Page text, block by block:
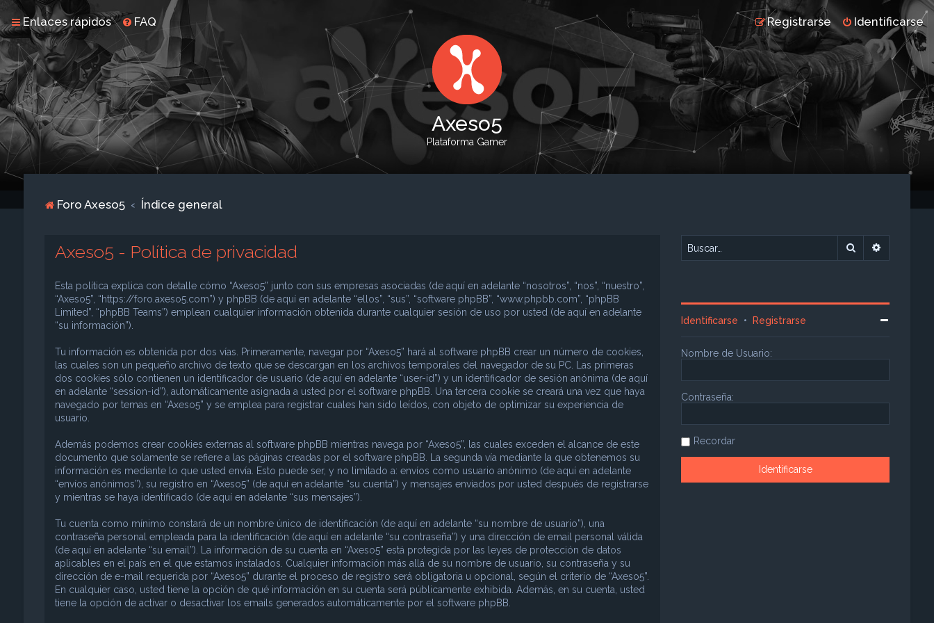
Enlaces rápidos FAQ Identificarse
Registrarse
Axeso5
Plataforma Gamer
Foro Axeso5 Índice general
Axeso5 - Política de privacidad
Esta política explica con detalle cómo “Axeso5” junto con sus empresas asociadas (de aquí en adelante “nosotros”, “nos”, “nuestro”,
“Axeso5”, “https://foro.axeso5.com”) y phpBB (de aquí en adelante “ellos”, “sus”, “software phpBB”, “www.phpbb.com”, “phpBB
Limited”, “phpBB Teams”) emplean cualquier información obtenida durante cualquier sesión de uso por usted (de aquí en adelante
“su información”).
Tu información es obtenida por dos vías. Primeramente, navegar por “Axeso5” hará al software phpBB crear un número de cookies,
las cuales son un pequeño archivo de texto que se descargan en los archivos temporales del navegador de su PC. Las primeras
dos cookies sólo contienen un identificador de usuario (de aquí en adelante “user-id”) y un identificador de sesión anónima (de aquí
en adelante “session-id”), automáticamente asignada a usted por el software phpBB. Una tercera cookie se creará una vez que haya
navegado por temas en “Axeso5” y se emplea para registrar cuales han sido leídos, con objeto de optimizar su experiencia de
usuario.
Además podemos crear cookies externas al software phpBB mientras navega por “Axeso5”, las cuales exceden el alcance de este
documento que solamente se refiere a las páginas creadas por el software phpBB. La segunda vía mediante la que obtenemos su
información es mediante lo que usted envía. Esto puede ser, y no limitado a: envíos como usuario anónimo (de aquí en adelante
“envíos anónimos”), su registro en “Axeso5” (de aquí en adelante “su cuenta”) y mensajes enviados por usted después de registrarse
y mientras se haya identificado (de aquí en adelante “sus mensajes”).
Tu cuenta como mínimo constará de un nombre único de identificación (de aquí en adelante “su nombre de usuario”), una
contraseña personal empleada para la identificación (de aquí en adelante “su contraseña”) y una dirección de email personal válida
(de aquí en adelante “su email”). La información de su cuenta en “Axeso5” está protegida por las leyes de protección de datos
aplicables en el país en el que estamos instalados. Cualquier información más allá de su nombre de usuario, su contraseña y su
dirección de e-mail requerida por “Axeso5” durante el proceso de registro será obligatoria u opcional, según el criterio de “Axeso5”.
En cualquier caso, usted tiene la opción de qué información en su cuenta será públicamente exhibida. Además, en su cuenta, usted
tiene la opción de activar o desactivar los emails generados automáticamente por el software phpBB.
Buscar
Identificarse • Registrarse
Nombre de Usuario:
Contraseña:
Recordar